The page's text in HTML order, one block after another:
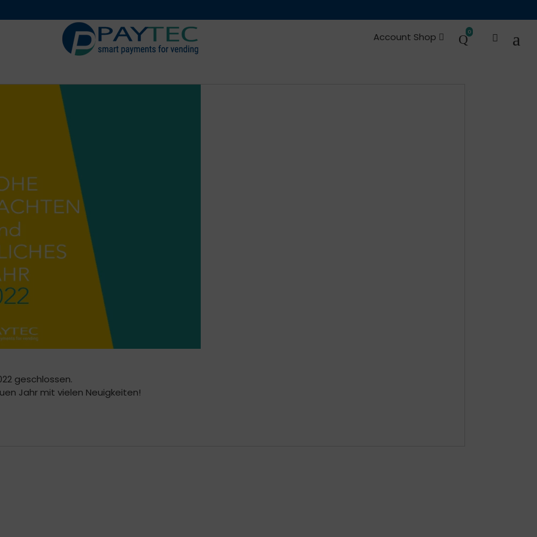
Digital Okkasion
Account Shop 0
geschlossen.
Jahr mit vielen Neuigkeiten!